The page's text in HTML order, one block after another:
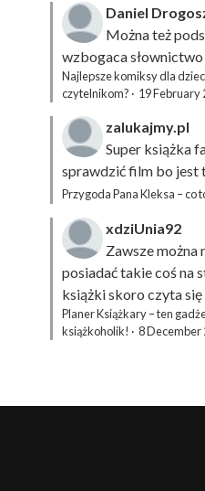
Daniel
Można też
wzbogaca słownictwo
Najlepsze komiksy dla
czytelnikom? · 19 February
zalukajmy.pl
Super książka
sprawdzić film bo jest
Przygoda Pana Kleksa – co
xdziUnia92
Zawsze można
posiadać takie coś na
książki skoro czyta się
Planer Książkary – ten
książkoholik! · 8 December